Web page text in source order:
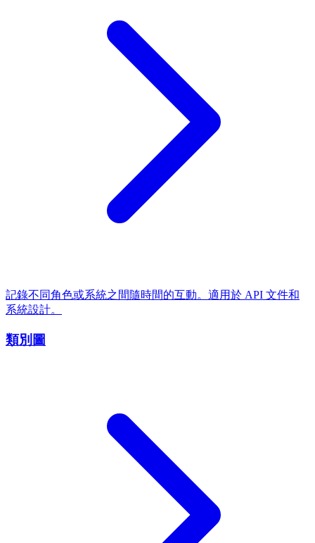
記錄不同角色或系統之間隨時間的互動。適用於 API 文件和
系統設計。
類別圖